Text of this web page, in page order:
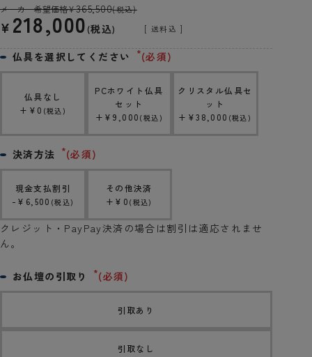
メーカー希望価格¥365,500(税込)
¥ 218,000 税込 送料込
お仏壇の引取り (必須)
引取あり
引取なし
仏具を選択してください (必須)
仏具なし
+ ¥ 0 税込
PCホワイト仏具
セット
+ ¥ 9,000 税込
クリスタル仏具セ
ット
+ ¥38,000 税込
決済方法 (必須)
現金支払割引
- ¥ 6,500 税込
その他決済
+ ¥ 0 税込
クレジット・PayPay決済の場合は割引は適応されませ
ん。